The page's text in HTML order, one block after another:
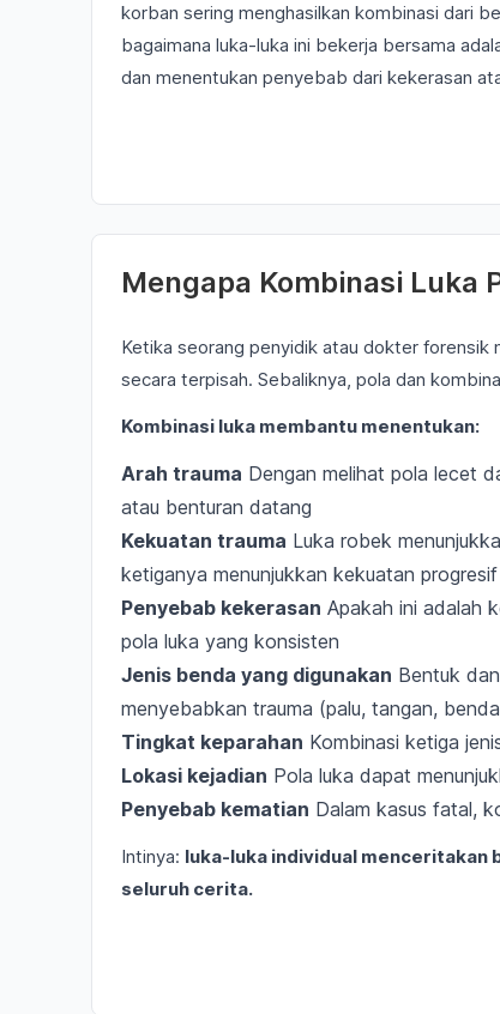
korban sering menghasilkan kombinasi dari
bagaimana luka-luka ini bekerja bersama
dan menentukan penyebab dari kekerasan
Mengapa Kombinasi Luka
Ketika seorang penyidik atau dokter forensik
secara terpisah. Sebaliknya, pola dan
Kombinasi luka membantu menentukan:
Arah trauma Dengan melihat pola lecet
atau benturan datang
Kekuatan trauma Luka robek
ketiganya menunjukkan kekuatan progresif
Penyebab kekerasan Apakah ini adalah
pola luka yang konsisten
Jenis benda yang digunakan Bentuk
menyebabkan trauma (palu, tangan,
Tingkat keparahan Kombinasi ketiga
Lokasi kejadian Pola luka dapat
Penyebab kematian Dalam kasus fatal,
Intinya: luka-luka individual
seluruh cerita.